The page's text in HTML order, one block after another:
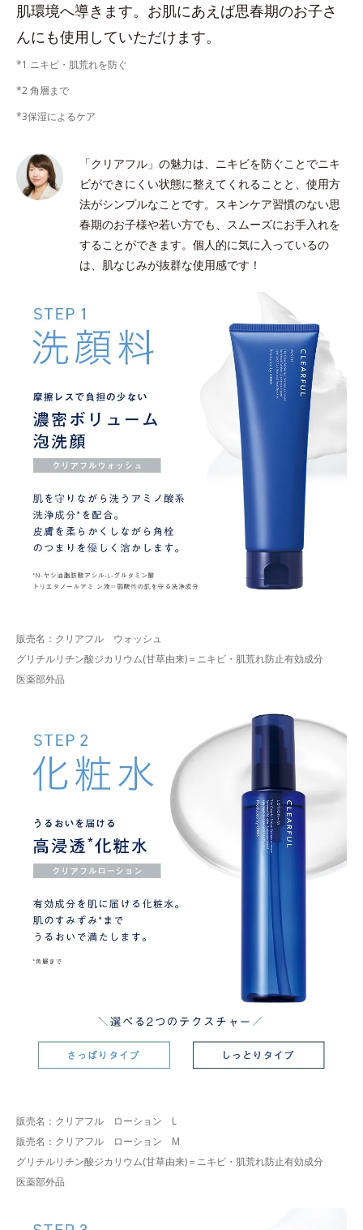
肌環境へ導きます。お肌にあえば思春期のお子さ
んにも使用していただけます。
*1 ニキビ・肌荒れを防ぐ
*2 角層まで
*3保湿によるケア
「クリアフル」の魅力は、ニキビを防ぐことでニキ
ビができにくい状態に整えてくれることと、使用方
法がシンプルなことです。スキンケア習慣のない思
春期のお子様や若い方でも、スムーズにお手入れを
することができます。個人的に気に入っているの
は、肌なじみが抜群な使用感です！
販売名：クリアフル ウォッシュ
グリチルリチン酸ジカリウム(甘草由来)＝ニキビ・肌荒れ防止有効成分
医薬部外品
販売名：クリアフル ローション L
販売名：クリアフル ローション M
グリチルリチン酸ジカリウム(甘草由来)＝ニキビ・肌荒れ防止有効成分
医薬部外品